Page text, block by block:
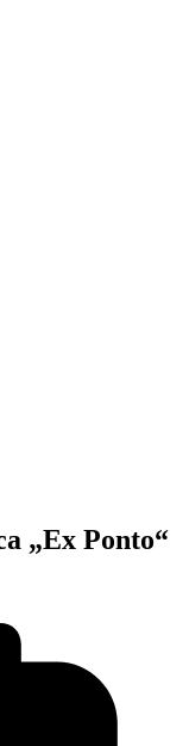
„Ex Ponto“